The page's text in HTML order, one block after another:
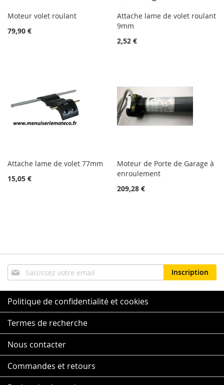
Moteur volet roulant
79,90 €
Attache lame de volet roulant
9mm
2,52 €
Attache lame de volet 77mm
15,05 €
Moteur de Porte de Garage à
enroulement
209,28 €
Inscription
à
notre
lettre
d’information
:
Inscription
Politique de confidentialité et cookies
Termes de recherche
Nous contacter
Commandes et retours